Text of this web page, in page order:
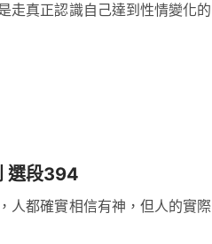
走真正認識自己達到性情變化的
選段394
人都確實相信有神，但人的實際